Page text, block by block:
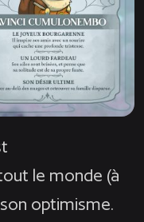
le monde (à
optimisme.